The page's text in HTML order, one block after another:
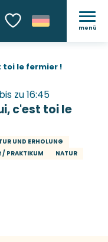
Voir les favoris
menü
le fermier !
zu 16:45
c'est toi le
UND ERHOLUNG
/ PRAKTIKUM
NATUR